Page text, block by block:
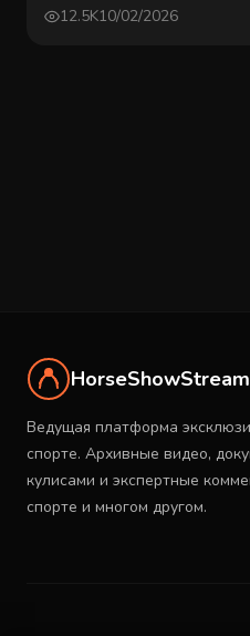
12.5K10/02/2026
HorseShowStream
Ведущая платформа
спорте. Архивные видео,
кулисами и экспертные
спорте и многом другом.